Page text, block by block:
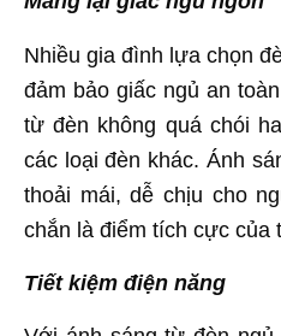
Nhiều gia đình lựa chọn
đảm bảo giấc ngủ an
từ đèn không quá chói
các loại đèn khác. Ánh
thoải mái, dễ chịu cho
chắn là điểm tích cực của
Tiết kiệm điện năng